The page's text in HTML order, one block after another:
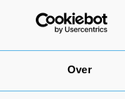
Over